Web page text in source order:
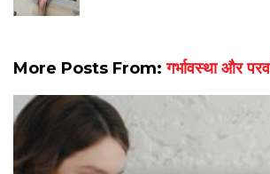
More Posts From:गर्भावस्था और